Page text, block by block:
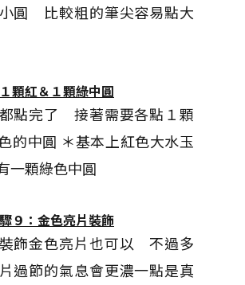
圓 比較粗的筆尖容易點大
點完了 接著需要各點１顆
的中圓 ＊基本上紅色大水玉
一顆綠色中圓
飾金色亮片也可以 不過多
過節的氣息會更濃一點是真